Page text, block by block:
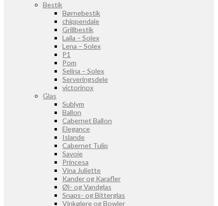
Bestik
Børnebestik
chippendale
Grillbestik
Laila – Solex
Lena – Solex
P1
Pom
Selina – Solex
Serveringsdele
victorinox
Glas
Sublym
Ballon
Cabernet Ballon
Elegance
Islande
Cabernet Tulip
Savoie
Princesa
Vina Juliette
Kander og Karafler
Øl- og Vandglas
Snaps- og Bitterglas
Vinkølere og Bowler